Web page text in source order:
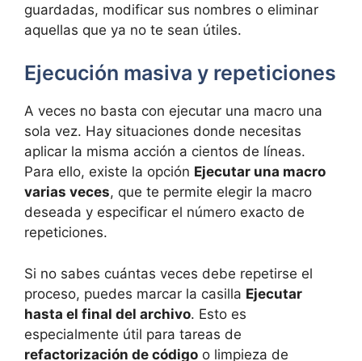
guardadas, modificar sus nombres o eliminar
aquellas que ya no te sean útiles.
Ejecución masiva y repeticiones
A veces no basta con ejecutar una macro una
sola vez. Hay situaciones donde necesitas
aplicar la misma acción a cientos de líneas.
Para ello, existe la opción Ejecutar una macro
varias veces, que te permite elegir la macro
deseada y especificar el número exacto de
repeticiones.
Si no sabes cuántas veces debe repetirse el
proceso, puedes marcar la casilla Ejecutar
hasta el final del archivo. Esto es
especialmente útil para tareas de
refactorización de código o limpieza de